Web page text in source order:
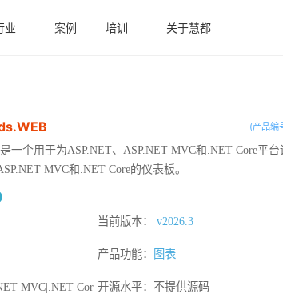
业 案例 培训 关于慧都
(产品编
是一个用于为ASP.NET、ASP.NET MVC和.NET Core平
MVC和.NET Core的仪表板。
当前版本：v2026.3
产品功能： 图表
MVC|.NET Cor 开源水平： 不提供源码